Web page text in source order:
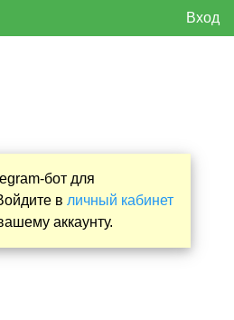
Вход
бот для
в личный кабинет
аккаунту.